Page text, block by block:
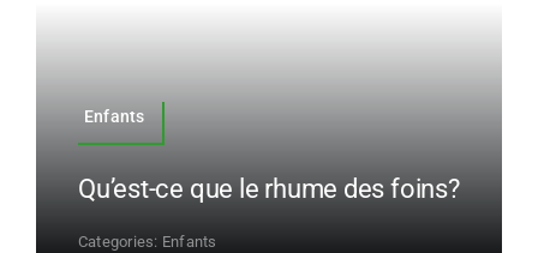
Enfants
Qu’est-ce que le rhume des foins?
Categories: Enfants